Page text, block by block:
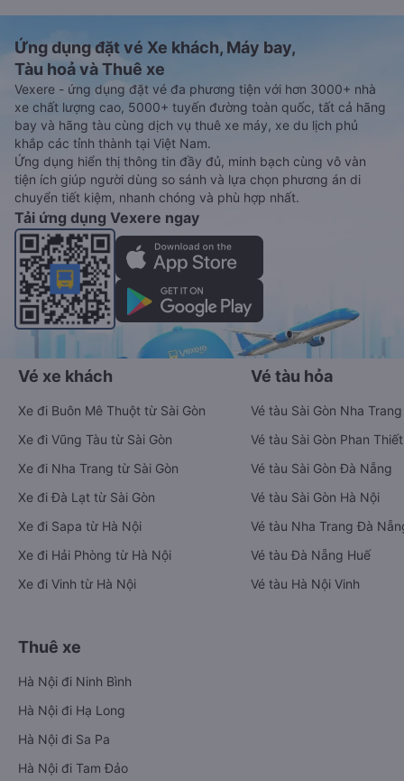
Ứng dụng đặt vé Xe khách, Máy bay,
Tàu hoả và Thuê xe
Vexere - ứng dụng đặt vé đa phương tiện với hơn 3000+ nhà
xe chất lượng cao, 5000+ tuyến đường toàn quốc, tất cả hãng
bay và hãng tàu cùng dịch vụ thuê xe máy, xe du lịch phủ
khắp các tỉnh thành tại Việt Nam.
Ứng dụng hiển thị thông tin đầy đủ, minh bạch cùng vô vàn
tiện ích giúp người dùng so sánh và lựa chọn phương án di
chuyển tiết kiệm, nhanh chóng và phù hợp nhất.
Tải ứng dụng Vexere ngay
Vé xe khách
Xe đi Buôn Mê Thuột từ Sài Gòn
Xe đi Vũng Tàu từ Sài Gòn
Xe đi Nha Trang từ Sài Gòn
Xe đi Đà Lạt từ Sài Gòn
Xe đi Sapa từ Hà Nội
Xe đi Hải Phòng từ Hà Nội
Xe đi Vinh từ Hà Nội
Vé tàu hỏa
Vé tàu Sài Gòn Nha Trang
Vé tàu Sài Gòn Phan Thiết
Vé tàu Sài Gòn Đà Nẵng
Vé tàu Sài Gòn Hà Nội
Vé tàu Nha Trang Đà
Vé tàu Đà Nẵng Huế
Vé tàu Hà Nội Vinh
Thuê xe
Hà Nội đi Ninh Bình
Hà Nội đi Hạ Long
Hà Nội đi Sa Pa
Hà Nội đi Tam Đảo